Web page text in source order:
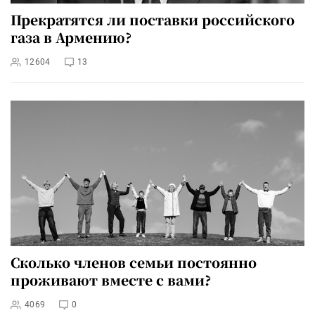
Прекратятся ли поставки российского
газа в Армению?
12604 13
Сколько членов семьи постоянно
проживают вместе с вами?
4069 0